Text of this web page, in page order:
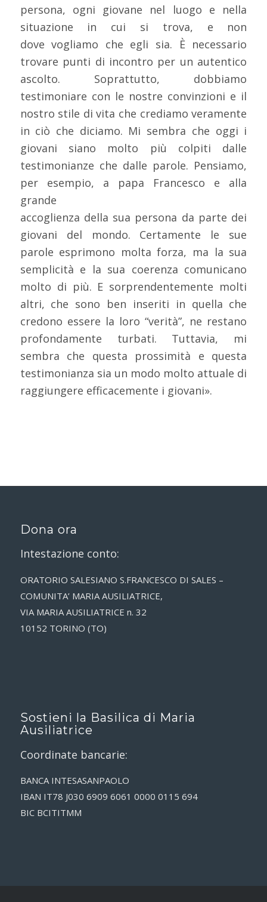
persona, ogni giovane nel luogo e nella
situazione in cui si trova, e non
dove vogliamo che egli sia. È necessario
trovare punti di incontro per un autentico
ascolto. Soprattutto, dobbiamo
testimoniare con le nostre convinzioni e il
nostro stile di vita che crediamo veramente
in ciò che diciamo. Mi sembra che oggi i
giovani siano molto più colpiti dalle
testimonianze che dalle parole. Pensiamo,
per esempio, a papa Francesco e alla
grande
accoglienza della sua persona da parte dei
giovani del mondo. Certamente le sue
parole esprimono molta forza, ma la sua
semplicità e la sua coerenza comunicano
molto di più. E sorprendentemente molti
altri, che sono ben inseriti in quella che
credono essere la loro “verità”, ne restano
profondamente turbati. Tuttavia, mi
sembra che questa prossimità e questa
testimonianza sia un modo molto attuale di
raggiungere efficacemente i giovani».
Dona ora
Intestazione conto:
ORATORIO SALESIANO S.FRANCESCO DI SALES –
COMUNITA’ MARIA AUSILIATRICE,
VIA MARIA AUSILIATRICE n. 32
10152 TORINO (TO)
Sostieni la Basilica di Maria
Ausiliatrice
Coordinate bancarie:
BANCA INTESASANPAOLO
IBAN IT78 J030 6909 6061 0000 0115 694
BIC BCITITMM